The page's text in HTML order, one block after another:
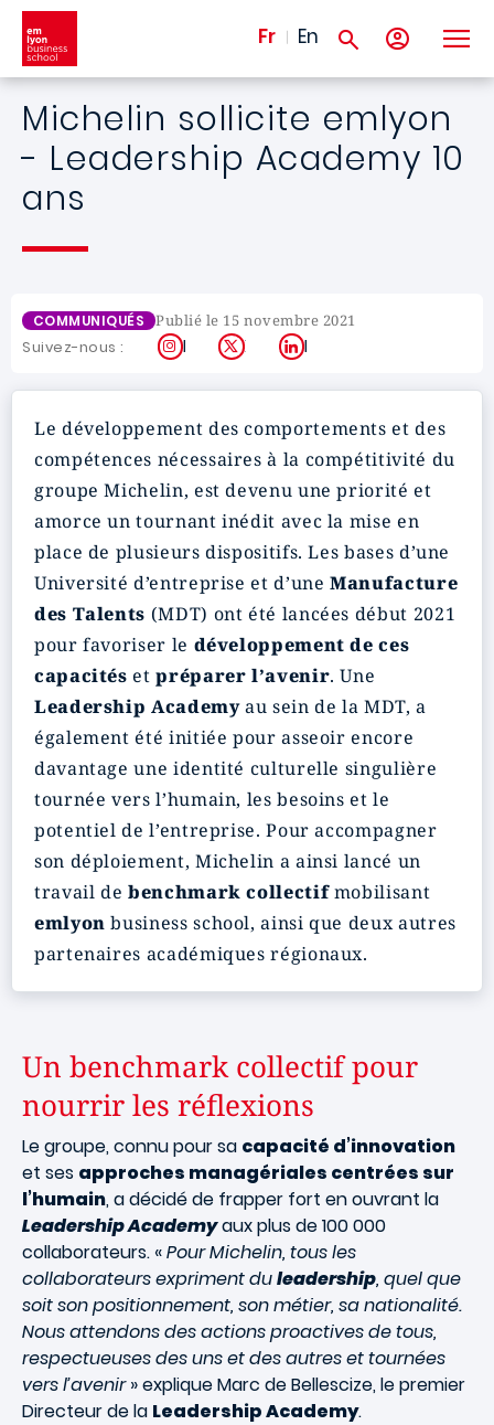
Aller au contenu principal
Fr En
Michelin sollicite emlyon
- Leadership Academy 10
ans
COMMUNIQUÉS Publié le 15 novembre 2021
Suivez-nous : Instagram
X LinkedIn
Le développement des comportements et des
compétences nécessaires à la compétitivité du
groupe Michelin, est devenu une priorité et
amorce un tournant inédit avec la mise en
place de plusieurs dispositifs. Les bases d’une
Université d’entreprise et d’uneManufacture
des Talents (MDT) ont été lancées début 2021
pour favoriser le développement de ces
capacités etpréparer l’avenir. Une
Leadership Academyau sein de la MDT, a
également été initiée pour asseoir encore
davantage une identité culturelle singulière
tournée vers l’humain, les besoins et le
potentiel de l’entreprise. Pour accompagner
son déploiement, Michelin a ainsi lancé un
travail debenchmark collectifmobilisant
emlyon business school, ainsi que deux autres
partenaires académiques régionaux.
Un benchmark collectif pour
nourrir les réflexions
Le groupe, connu pour sa capacité d’innovation
et ses approches managériales centrées sur
l’humain, a décidé de frapper fort en ouvrant la
Leadership Academyaux plus de 100 000
collaborateurs. «Pour Michelin, tous les
collaborateurs expriment duleadership, quel que
soit son positionnement, son métier, sa nationalité.
Nous attendons des actions proactives de tous,
respectueuses des uns et des autres et tournées
vers l’avenir» explique Marc de Bellescize, le premier
Directeur de la Leadership Academy.